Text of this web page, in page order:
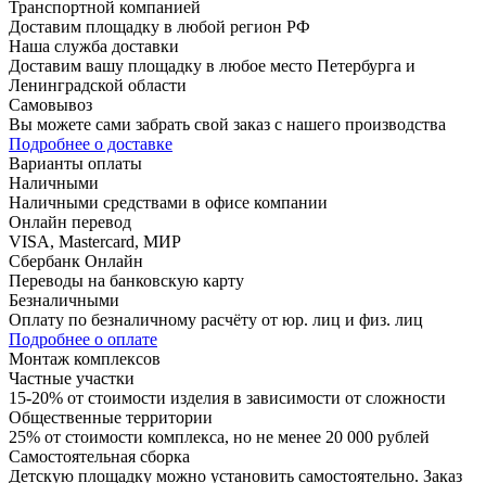
Транспортной компанией
Доставим площадку в любой регион РФ
Наша служба доставки
Доставим вашу площадку в любое место Петербурга и
Ленинградской области
Самовывоз
Вы можете сами забрать свой заказ с нашего производства
Подробнее о доставке
Варианты оплаты
Наличными
Наличными средствами в офисе компании
Онлайн перевод
VISA, Mastercard, МИР
Сбербанк Онлайн
Переводы на банковскую карту
Безналичными
Оплату по безналичному расчёту от юр. лиц и физ. лиц
Подробнее о оплате
Монтаж комплексов
Частные участки
15-20% от стоимости изделия в зависимости от сложности
Общественные территории
25% от стоимости комплекса, но не менее 20 000 рублей
Самостоятельная сборка
Детскую площадку можно установить самостоятельно. Заказ